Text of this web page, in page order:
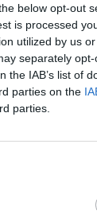
below opt-out
is processed
utilized by us
separately
IAB’s list of
parties on the
parties.